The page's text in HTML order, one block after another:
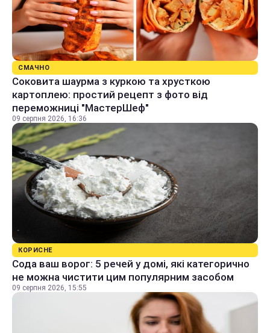
СМАЧНО
Соковита шаурма з куркою та хрусткою
картоплею: простий рецепт з фото від
переможниці "МастерШеф"
09 серпня 2026, 16:36
КОРИСНЕ
Сода ваш ворог: 5 речей у домі, які категорично
не можна чистити цим популярним засобом
09 серпня 2026, 15:55